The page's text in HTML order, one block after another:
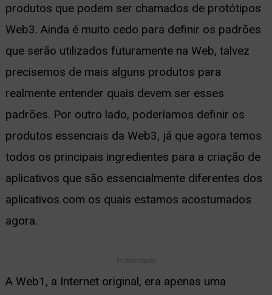
produtos que podem ser chamados de protótipos
Web3. Ainda é muito cedo para definir os padrões
que serão utilizados futuramente na Web, talvez
precisemos de mais alguns produtos para
realmente entender quais devem ser esses
padrões. Por outro lado, poderíamos definir os
produtos essenciais da Web3, já que agora temos
todos os principais ingredientes para a criação de
aplicativos que são essencialmente diferentes dos
aplicativos com os quais estamos acostumados
agora.
Publicidade
A Web1, a Internet original, era apenas uma